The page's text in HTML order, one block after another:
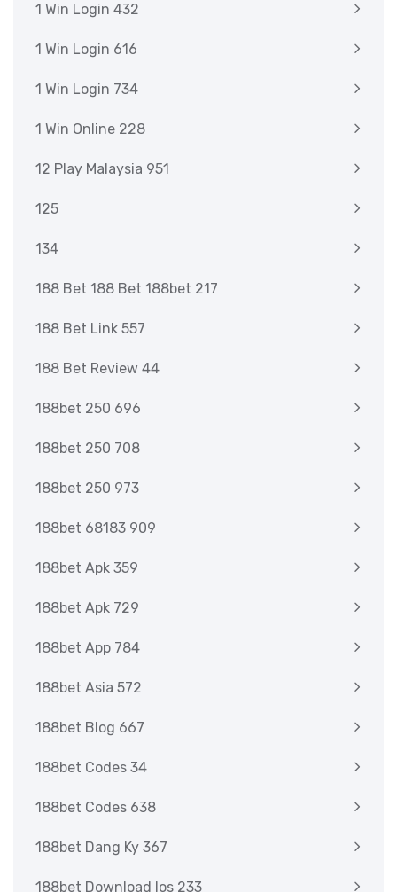
1 Win Login 432
1 Win Login 616
1 Win Login 734
1 Win Online 228
12 Play Malaysia 951
125
134
188 Bet 188 Bet 188bet 217
188 Bet Link 557
188 Bet Review 44
188bet 250 696
188bet 250 708
188bet 250 973
188bet 68183 909
188bet Apk 359
188bet Apk 729
188bet App 784
188bet Asia 572
188bet Blog 667
188bet Codes 34
188bet Codes 638
188bet Dang Ky 367
188bet Download Ios 233